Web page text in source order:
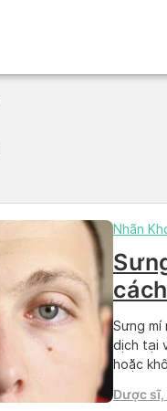
Nhãn
Sưng mí
dịch tại
hoặc
học tập
Dược sĩ,